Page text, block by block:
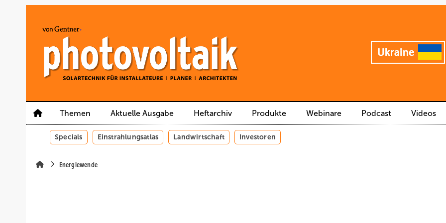
Themen Aktuelle Ausgabe Heftarchiv Produkte Webinare Podcast Videos
Specials Einstrahlungsatlas Landwirtschaft Investoren
Energiewende